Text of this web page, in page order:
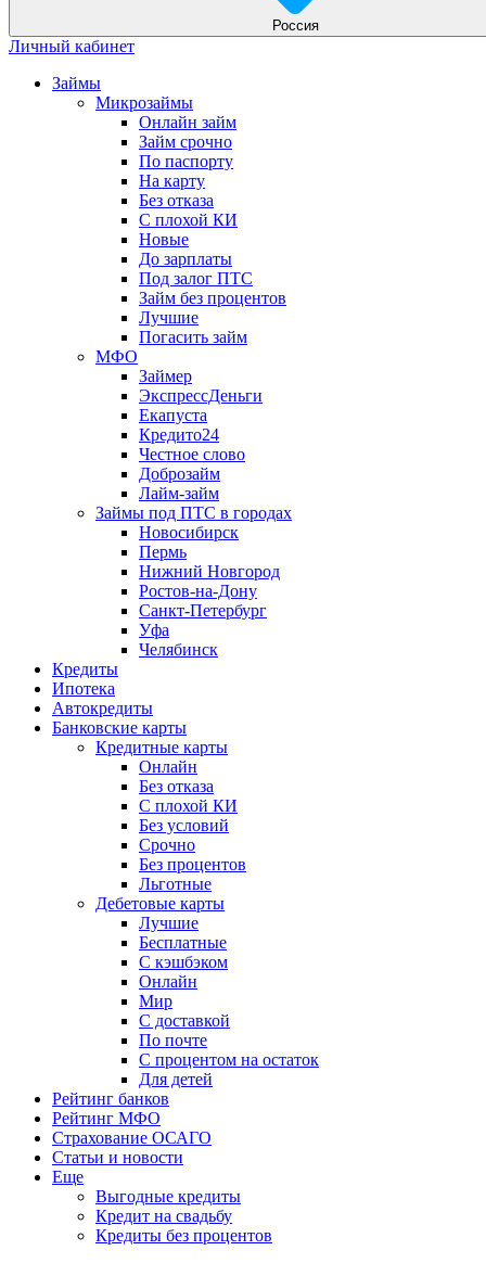
Россия
Личный кабинет
Займы
Микрозаймы
Онлайн займ
Займ срочно
По паспорту
На карту
Без отказа
С плохой КИ
Новые
До зарплаты
Под залог ПТС
Займ без процентов
Лучшие
Погасить займ
МФО
Займер
ЭкспрессДеньги
Екапуста
Кредито24
Честное слово
Доброзайм
Лайм-займ
Займы под ПТС в городах
Новосибирск
Пермь
Нижний Новгород
Ростов-на-Дону
Санкт-Петербург
Уфа
Челябинск
Кредиты
Ипотека
Автокредиты
Банковские карты
Кредитные карты
Онлайн
Без отказа
С плохой КИ
Без условий
Срочно
Без процентов
Льготные
Дебетовые карты
Лучшие
Бесплатные
С кэшбэком
Онлайн
Мир
С доставкой
По почте
С процентом на остаток
Для детей
Рейтинг банков
Рейтинг МФО
Страхование ОСАГО
Статьи и новости
Еще
Выгодные кредиты
Кредит на свадьбу
Кредиты без процентов